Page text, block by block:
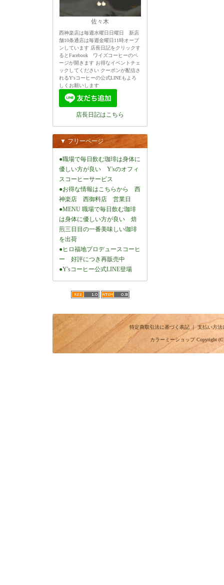
佐々木
西神楽店は毎週水曜日日曜日 新店
舗10条通店は毎週金曜日11時オープ
ンしています 店長日記をクリックす
るとFacebook ワイズコーヒーのペ
ージが開きます お得なイベントチェ
ックしてください クーポンが配信さ
れるY'sコーヒーの公式LINEもよろ
しくお願いします
店長日記はこちら
▼ フリーページ
●職場で毎日飲む珈琲は身体に
優しい方が良い Y'sのオフィ
スコーヒーサービス
●お得な情報はこちらから 西
神楽店 西御料店 営業日
●MENU 職場で毎日飲む珈琲
は身体に優しい方が良い 焙
煎三日目の一番美味しい珈琲
を出荷
●ヒロ福地プロデュースコーヒ
ー 好評につき再販売中
●Y'sコーヒー公式LINE登場
特定商取引法に基づく表記｜支払い方法
カラーミーショップCopyright